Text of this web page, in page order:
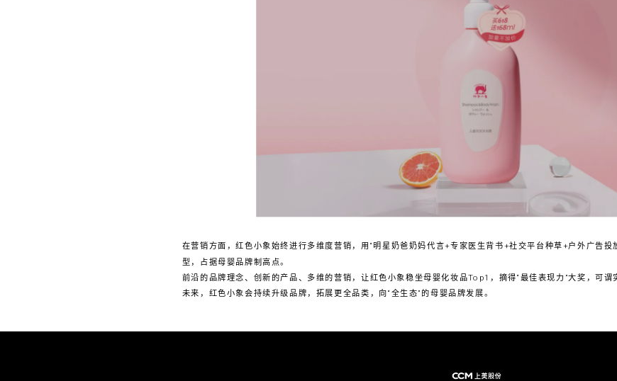
在营销方面，红色小象始终进行多维度营销，用“明星奶爸奶妈代言+专家医生背书+社交平台种草+户外广告
型，占据母婴品牌制高点。
前沿的品牌理念、创新的产品、多维的营销，让红色小象稳坐母婴化妆品Top1，摘得“最佳表现力”大奖，可谓
未来，红色小象会持续升级品牌，拓展更全品类，向“全生态”的母婴品牌发展。